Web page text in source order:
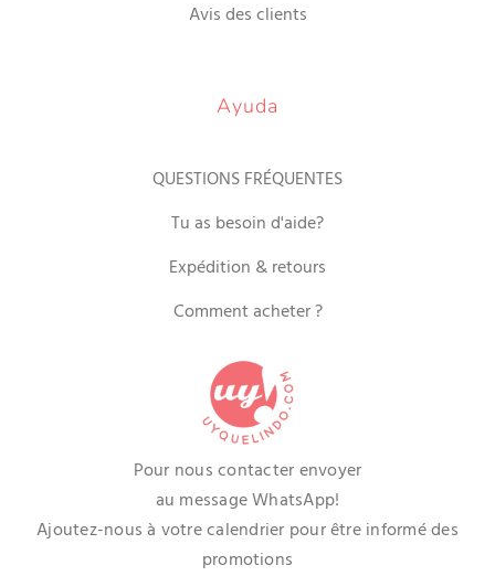
Avis des clients
Ayuda
QUESTIONS FRÉQUENTES
Tu as besoin d'aide?
Expédition & retours
Comment acheter ?
Pour nous contacter envoyer
au message WhatsApp!
Ajoutez-nous à votre calendrier pour être informé des
promotions